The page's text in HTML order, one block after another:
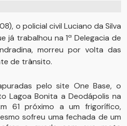
o policial civil Luciano da Silva
já trabalhou na 1ª Delegacia de
morreu por volta das
de trânsito.
pelo site One Base, o
Lagoa Bonita a Deodápolis na
61 próximo a um frigorífico,
sofreu uma fechada de um